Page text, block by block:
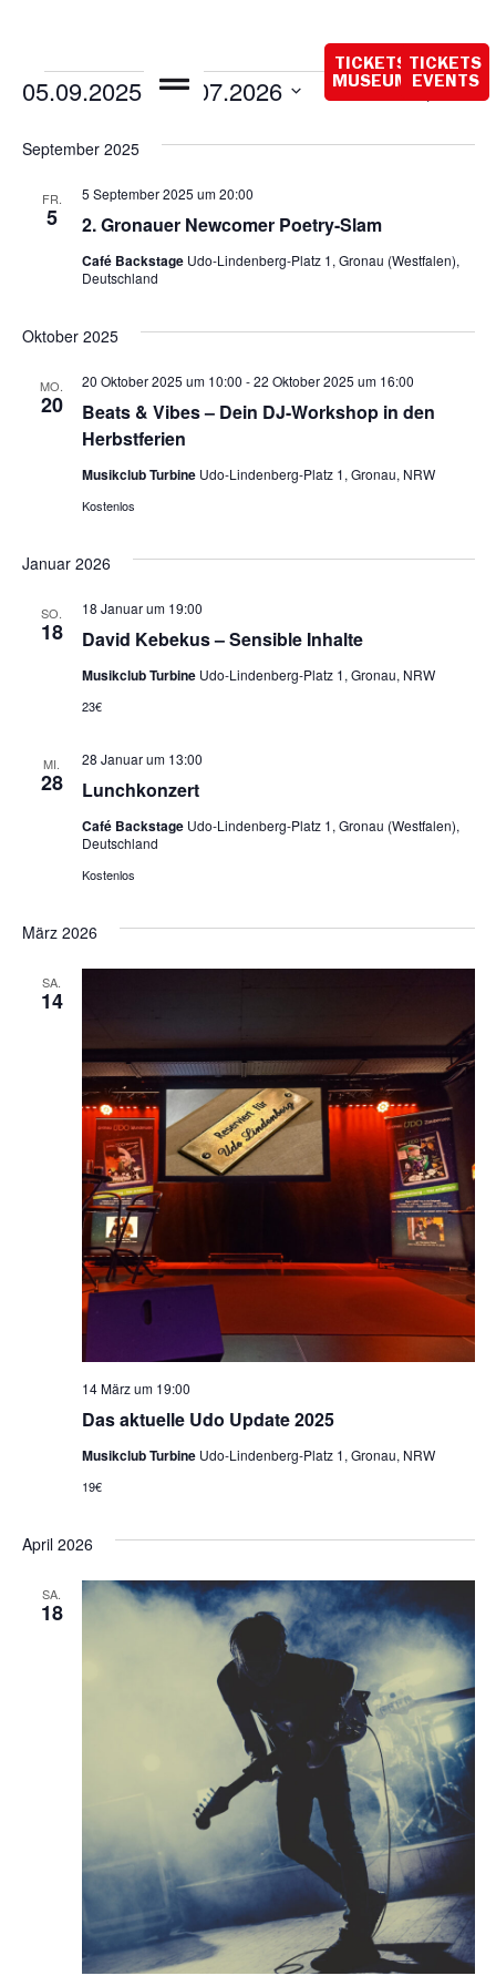
TICKETS
MUSEUM
TICKETS
EVENTS
Suche
Liste
05.09.2025 - 19.07.2026
September 2025
FR.
5 2. Gronauer Newcomer Poetry-Slam
5 September 2025 um 20:00
Café Backstage Udo-Lindenberg-Platz 1, Gronau (Westfalen),
Deutschland
Oktober 2025
MO.
20
Beats & Vibes – Dein DJ-Workshop in den
Herbstferien
20 Oktober 2025 um 10:00 -22 Oktober 2025 um 16:00
Musikclub Turbine Udo-Lindenberg-Platz 1, Gronau, NRW
Kostenlos
Januar 2026
SO.
18 David Kebekus – Sensible Inhalte
18 Januar um 19:00
Musikclub Turbine Udo-Lindenberg-Platz 1, Gronau, NRW
23€
MI.
28 Lunchkonzert
28 Januar um 13:00
Café Backstage Udo-Lindenberg-Platz 1, Gronau (Westfalen),
Deutschland
Kostenlos
März 2026
SA.
14
Das aktuelle Udo Update 2025
14 März um 19:00
Musikclub Turbine Udo-Lindenberg-Platz 1, Gronau, NRW
19€
April 2026
SA.
18